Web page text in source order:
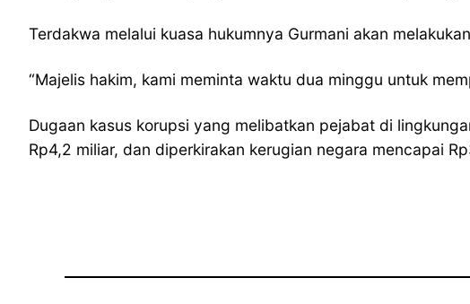
Terdakwa melalui kuasa hukumnya Gurmani akan
“Majelis hakim, kami meminta waktu dua minggu untuk
Dugaan kasus korupsi yang melibatkan pejabat di
Rp4,2 miliar, dan diperkirakan kerugian negara mencapai